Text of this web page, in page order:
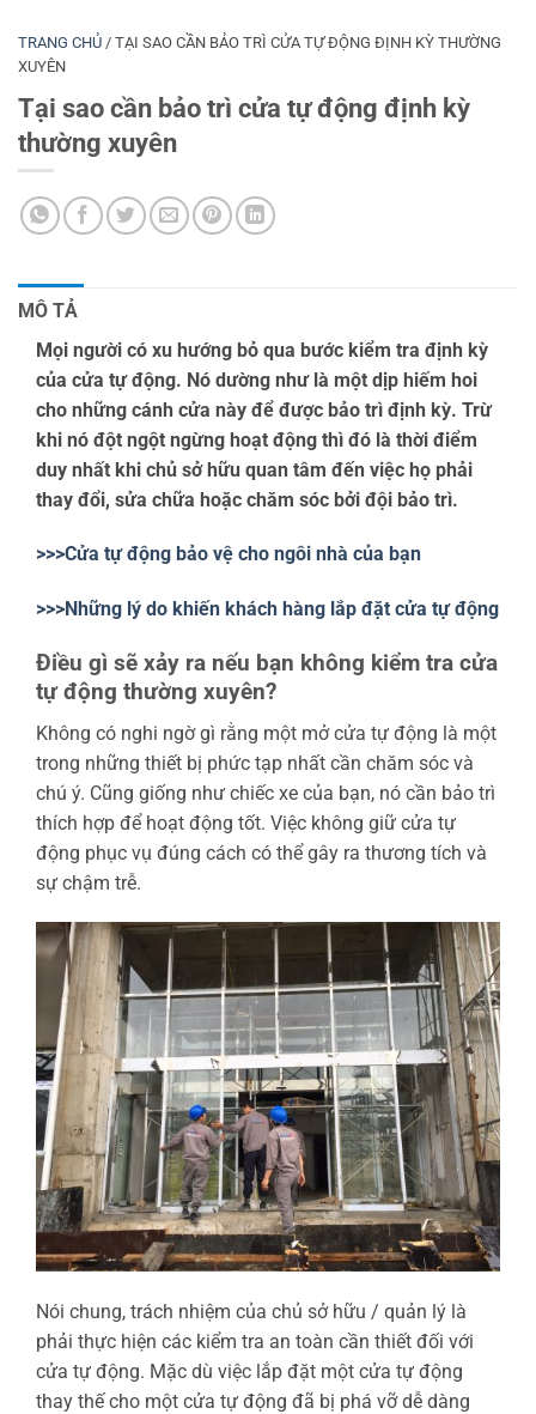
TRANG CHỦ / TẠI SAO CẦN BẢO TRÌ CỬA TỰ ĐỘNG ĐỊNH KỲ THƯỜNG
XUYÊN
Tại sao cần bảo trì cửa tự động định kỳ
thường xuyên
MÔ TẢ
Mọi người có xu hướng bỏ qua bước kiểm tra định kỳ
của cửa tự động. Nó dường như là một dịp hiếm hoi
cho những cánh cửa này để được bảo trì định kỳ. Trừ
khi nó đột ngột ngừng hoạt động thì đó là thời điểm
duy nhất khi chủ sở hữu quan tâm đến việc họ phải
thay đổi, sửa chữa hoặc chăm sóc bởi đội bảo trì.
>>>Cửa tự động bảo vệ cho ngôi nhà của bạn
>>>Những lý do khiến khách hàng lắp đặt cửa tự động
Điều gì sẽ xảy ra nếu bạn không kiểm tra cửa
tự động thường xuyên?
Không có nghi ngờ gì rằng một mở cửa tự động là một
trong những thiết bị phức tạp nhất cần chăm sóc và
chú ý. Cũng giống như chiếc xe của bạn, nó cần bảo trì
thích hợp để hoạt động tốt. Việc không giữ cửa tự
động phục vụ đúng cách có thể gây ra thương tích và
sự chậm trễ.
Nói chung, trách nhiệm của chủ sở hữu / quản lý là
phải thực hiện các kiểm tra an toàn cần thiết đối với
cửa tự động. Mặc dù việc lắp đặt một cửa tự động
thay thế cho một cửa tự động đã bị phá vỡ dễ dàng